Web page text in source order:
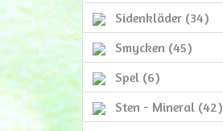
Sidenkläder (34)
Smycken (45)
Spel (6)
Sten - Mineral (42)